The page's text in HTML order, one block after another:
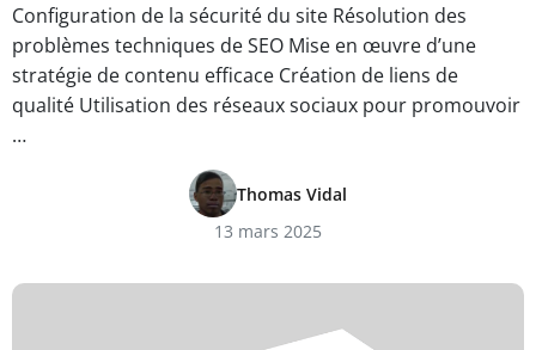
Configuration de la sécurité du site Résolution des
problèmes techniques de SEO Mise en œuvre d’une
stratégie de contenu efficace Création de liens de
qualité Utilisation des réseaux sociaux pour promouvoir
…
Thomas Vidal
13 mars 2025